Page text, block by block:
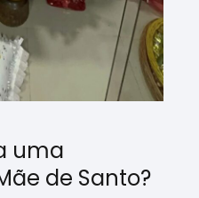
uma
de Santo?